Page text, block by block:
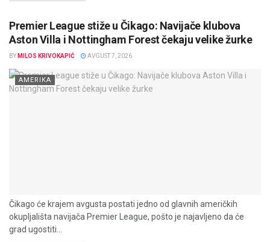
Premier League stiže u Čikago: Navijače klubova
Aston Villa i Nottingham Forest čekaju velike žurke
BY MILOS KRIVOKAPIĆ AVGUST 7, 2026
AMERIKA
Čikago će krajem avgusta postati jedno od glavnih američkih
okupljališta navijača Premier League, pošto je najavljeno da će
grad ugostiti...